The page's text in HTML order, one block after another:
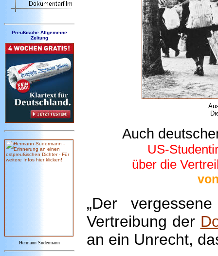
Preußische Allgemeine
Zeitung
Hermann Sudermann
Auch
US-
über die
„Der
Vertreibung der
an ein Unrecht,